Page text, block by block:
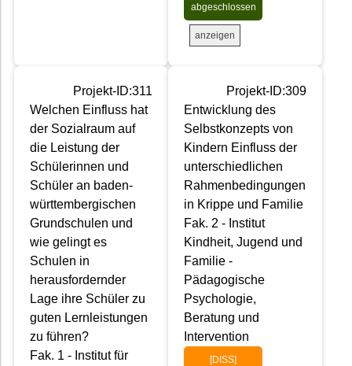
abgeschlossen
anzeigen
Projekt-ID:311
Welchen Einfluss hat
der Sozialraum auf
die Leistung der
Schülerinnen und
Schüler an baden-
württembergischen
Grundschulen und
wie gelingt es
Schulen in
herausfordernder
Lage ihre Schüler zu
guten Lernleistungen
zu führen?
Fak. 1 - Institut für
Projekt-ID:309
Entwicklung des
Selbstkonzepts von
Kindern Einfluss der
unterschiedlichen
Rahmenbedingungen
in Krippe und Familie
Fak. 2 - Institut
Kindheit, Jugend und
Familie -
Pädagogische
Psychologie,
Beratung und
Intervention
[DISS]